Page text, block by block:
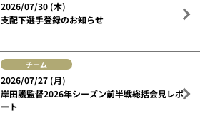
2026/07/30 (木)
支配下選手登録のお知らせ
チーム
2026/07/27 (月)
岸田護監督2026年シーズン前半戦総括会見レポ
ート